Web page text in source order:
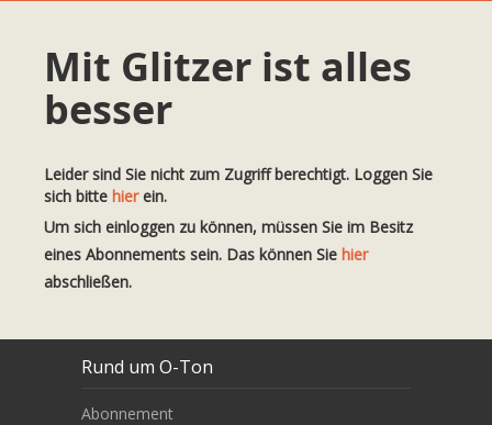
Mit Glitzer ist alles
besser
Leider sind Sie nicht zum Zugriff berechtigt. Loggen Sie
sich bitte hierein.
Um sich einloggen zu können, müssen Sie im Besitz
eines Abonnements sein. Das können Sie hier
abschließen.
Rund um O-Ton
Abonnement